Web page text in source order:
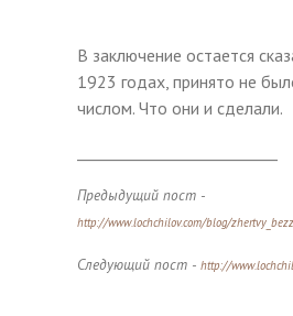
В заключение остается
1923 годах, принято не
числом. Что они и сделали.
Предыдущий пост -
http://www.lochchilov.com/blog/
Следующий пост - http://